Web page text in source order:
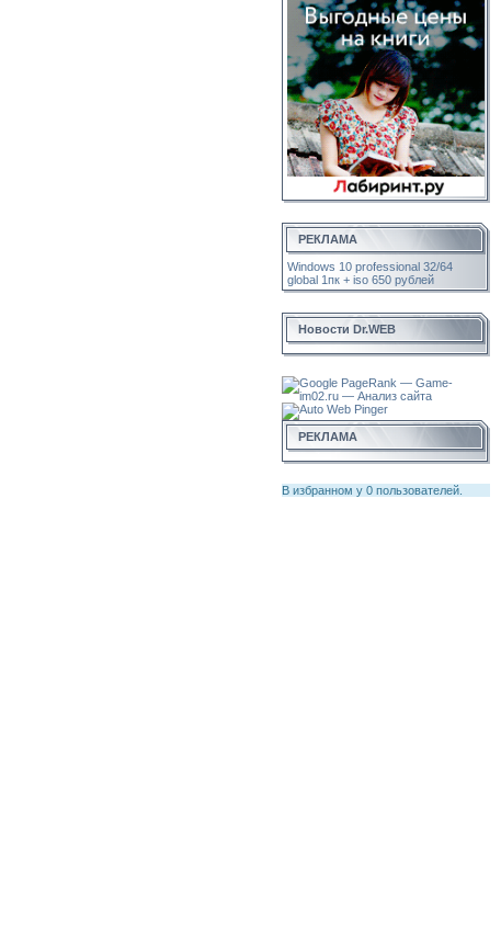
РЕКЛАМА
Windows 10 professional 32/64
global 1пк + iso 650 рублей
Новости Dr.WEB
РЕКЛАМА
В избранном у 0 пользователей.